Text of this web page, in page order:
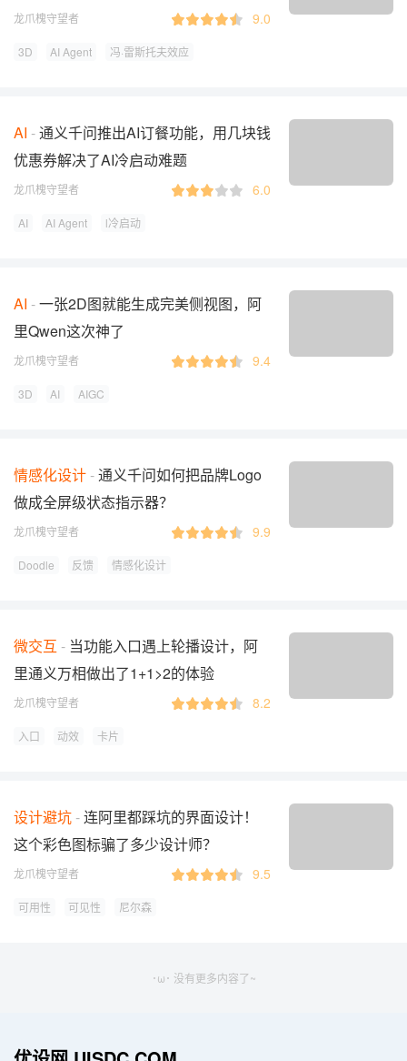
龙爪槐守望者 9.0
3D AI Agent 冯·雷斯托夫效应
AI
通义千问推出AI订餐功能，用几块钱
优惠券解决了AI冷启动难题
龙爪槐守望者 6.0
AI AI Agent l冷启动
AI
一张2D图就能生成完美侧视图，阿
里Qwen这次神了
龙爪槐守望者 9.4
3D AI AIGC
情感化设计 通义千问如何把品牌Logo
做成全屏级状态指示器？
龙爪槐守望者 9.9
Doodle 反馈 情感化设计
微交互
当功能入口遇上轮播设计，阿
里通义万相做出了1+1>2的体验
龙爪槐守望者 8.2
入口 动效 卡片
设计避坑 连阿里都踩坑的界面设计！
这个彩色图标骗了多少设计师？
龙爪槐守望者 9.5
可用性 可见性 尼尔森
･ω･ 没有更多内容了~